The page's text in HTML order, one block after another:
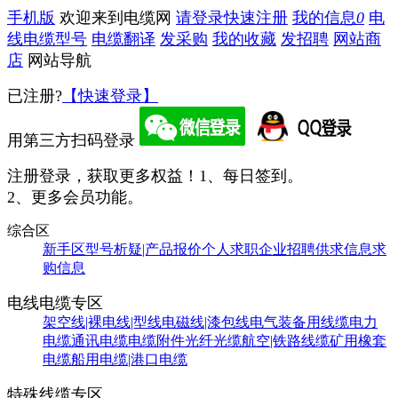
手机版 欢迎来到电缆网 请登录快速注册 我的信息0 电
线电缆型号 电缆翻译 发采购 我的收藏 发招聘 网站商
店 网站导航
已注册? 【快速登录】
用第三方扫码登录
注册登录，获取更多权益！ 1、每日签到。
2、更多会员功能。
综合区
新手区型号析疑|产品报价个人求职企业招聘供求信息求
购信息
电线电缆专区
架空线|裸电线|型线电磁线|漆包线电气装备用线缆电力
电缆通讯电缆电缆附件光纤光缆航空|铁路线缆矿用橡套
电缆船用电缆|港口电缆
特殊线缆专区